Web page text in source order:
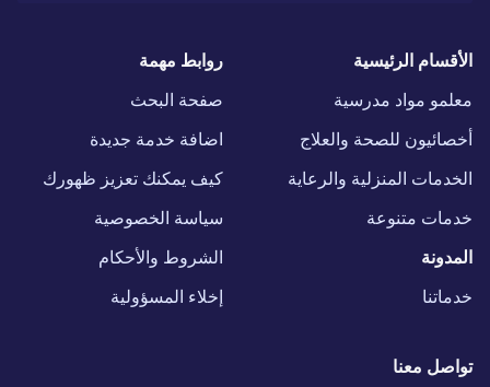
الأقسام الرئيسية
معلمو مواد مدرسية
أخصائيون للصحة والعلاج
الخدمات المنزلية والرعاية
خدمات متنوعة
المدونة
خدماتنا
روابط مهمة
صفحة البحث
اضافة خدمة جديدة
كيف يمكنك تعزيز ظهورك
سياسة الخصوصية
الشروط والأحكام
إخلاء المسؤولية
تواصل معنا